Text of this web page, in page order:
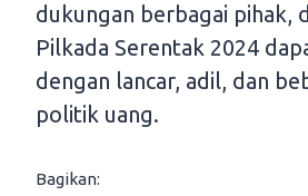
dukungan berbagai pihak,
Pilkada Serentak 2024
dengan lancar, adil, dan
politik uang.
Bagikan: